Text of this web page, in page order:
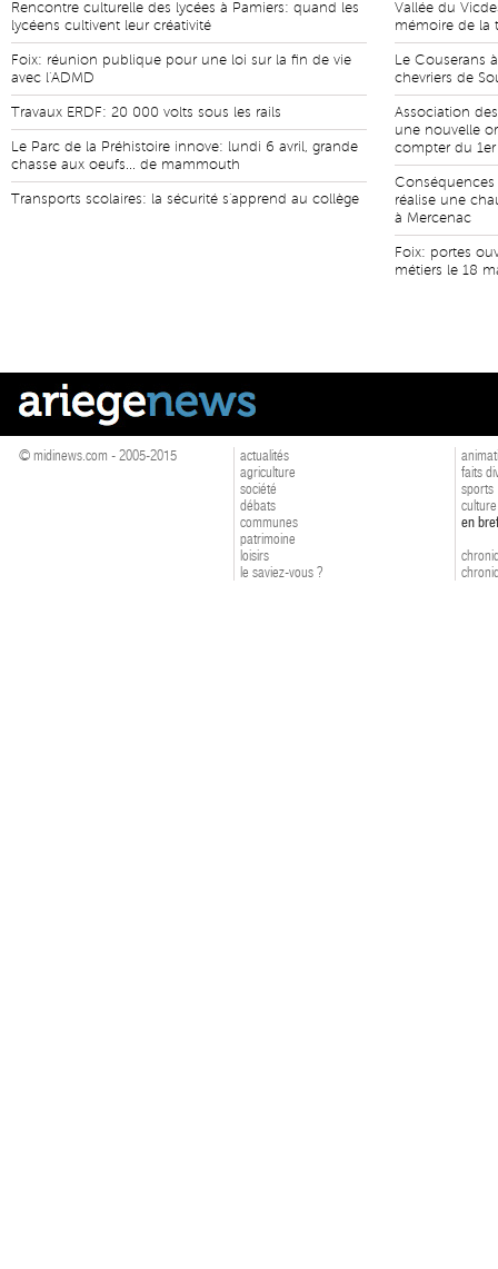
Rencontre culturelle des lycées à Pamiers: quand les
lycéens cultivent leur créativité
Foix: réunion publique pour une loi sur la fin de vie
avec l'ADMD
Travaux ERDF: 20 000 volts sous les rails
Le Parc de la Préhistoire innove: lundi 6 avril, grande
chasse aux oeufs... de mammouth
Transports scolaires: la sécurité s'apprend au collège
Vallée du
mémoire de la
Le Couserans
chevriers de
Association
une nouvelle
compter du
réalise une
à Mercenac
Foix: portes
métiers le 18
© midinews.com - 2005-2015
actualités
agriculture
société
débats
communes
patrimoine
loisirs
le saviez-vous ?
faits
sports
culture
en bref